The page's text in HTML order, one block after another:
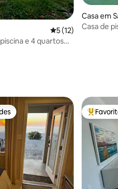
Classificação média
5 (12)
e 4 quartos
Casa em
Casa de